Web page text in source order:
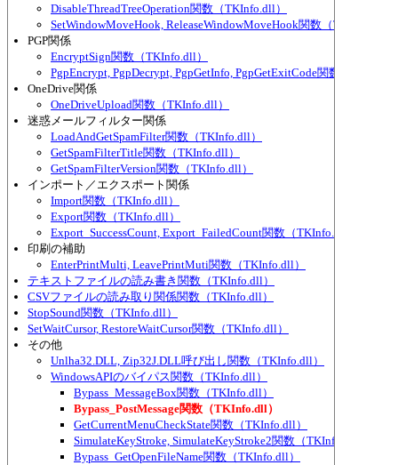
DisableThreadTreeOperation関数（TKInfo.dll）
SetWindowMoveHook, ReleaseWindowMoveHook関数（TKInfo.dll）
PGP関係
EncryptSign関数（TKInfo.dll）
PgpEncrypt, PgpDecrypt, PgpGetInfo, PgpGetExitCode関数（
OneDrive関係
OneDriveUpload関数（TKInfo.dll）
迷惑メールフィルター関係
LoadAndGetSpamFilter関数（TKInfo.dll）
GetSpamFilterTitle関数（TKInfo.dll）
GetSpamFilterVersion関数（TKInfo.dll）
インポート／エクスポート関係
Import関数（TKInfo.dll）
Export関数（TKInfo.dll）
Export_SuccessCount, Export_FailedCount関数（TKInfo.dll）
印刷の補助
EnterPrintMulti, LeavePrintMuti関数（TKInfo.dll）
テキストファイルの読み書き関数（TKInfo.dll）
CSVファイルの読み取り関係関数（TKInfo.dll）
StopSound関数（TKInfo.dll）
SetWaitCursor, RestoreWaitCursor関数（TKInfo.dll）
その他
Unlha32.DLL, Zip32J.DLL呼び出し関数（TKInfo.dll）
WindowsAPIのバイパス関数（TKInfo.dll）
Bypass_MessageBox関数（TKInfo.dll）
Bypass_PostMessage関数（TKInfo.dll）
GetCurrentMenuCheckState関数（TKInfo.dll）
SimulateKeyStroke, SimulateKeyStroke2関数（TKInfo.dll）
Bypass_GetOpenFileName関数（TKInfo.dll）